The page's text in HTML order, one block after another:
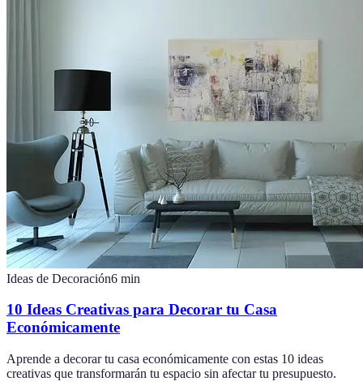
Ideas de Decoración6 min
10 Ideas Creativas para Decorar tu Casa
Económicamente
Aprende a decorar tu casa económicamente con estas 10 ideas
creativas que transformarán tu espacio sin afectar tu presupuesto.